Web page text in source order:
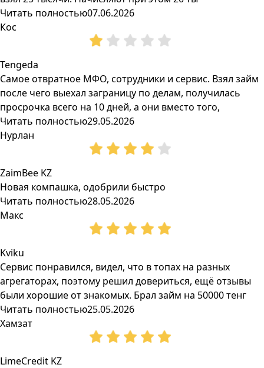
Читать полностью07.06.2026
Кос
Tengeda
Самое отвратное МФО, сотрудники и сервис. Взял займ
после чего выехал заграницу по делам, получилась
просрочка всего на 10 дней, а они вместо того,
Читать полностью29.05.2026
Нурлан
ZaimBee KZ
Новая компашка, одобрили быстро
Читать полностью28.05.2026
Макс
Kviku
Сервис понравился, видел, что в топах на разных
агрегаторах, поэтому решил довериться, ещё отзывы
были хорошие от знакомых. Брал займ на 50000 тенг
Читать полностью25.05.2026
Хамзат
LimeCredit KZ